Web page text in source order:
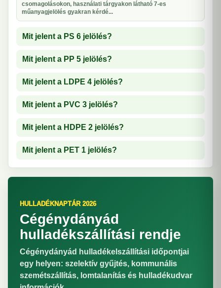
csomagolásokon, használati tárgyakon látható 7-es
műanyagjelölés gyakran kérdé...
Mit jelent a PS 6 jelölés?
Mit jelent a PP 5 jelölés?
Mit jelent a LDPE 4 jelölés?
Mit jelent a PVC 3 jelölés?
Mit jelent a HDPE 2 jelölés?
Mit jelent a PET 1 jelölés?
HULLADÉKNAPTÁR 2026
Cégénydányád
hulladékszállítási rendje
Cégénydányád hulladékelszállítási időpontjai
egy helyen: szelektív gyűjtés, kommunális
szemétszállítás, lomtalanítás és hulladékudvar